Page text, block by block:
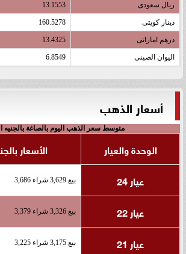
ريال سعودى 13.1553
دينار كويتى 160.5278
درهم اماراتى 13.4325
اليوان الصينى 6.8549
أسعار الذهب
متوسط سعر الذهب اليوم بالصاغة
الوحدة والعيار
الأسعار
عيار 24
بيع 3,629 شراء 3,686
عيار 22 بيع 3,326 شراء 3,379
عيار 21 بيع 3,175 شراء 3,225